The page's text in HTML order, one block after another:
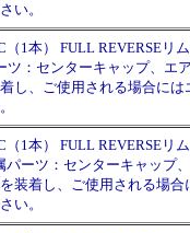
い。
（1本） FULL REVERSEリム
：センターキャップ、
し、ご使用される場合に
（1本） FULL REVERSEリム
ーツ：センターキャッ
装着し、ご使用される場合
い。